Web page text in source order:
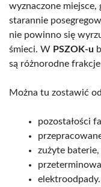
wyznaczone miejsce,
starannie
nie powinno się
śmieci. W PSZOK-u
są różnorodne
Można tu zostawić
pozostałości
zużyte baterie,
elektroodpady.